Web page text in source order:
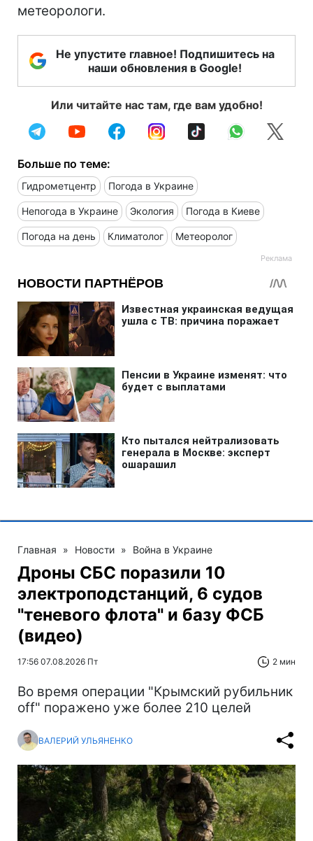
метеорологи.
Не упустите главное! Подпишитесь на
наши обновления в Google!
Или читайте нас там, где вам удобно!
Больше по теме:
Гидрометцентр Погода в Украине
Непогода в Украине Экология Погода в Киеве
Погода на день Климатолог Метеоролог
Главная » Новости » Война в Украине
Дроны СБС поразили 10
электроподстанций, 6 судов
"теневого флота" и базу ФСБ
(видео)
17:56 07.08.2026 Пт 2 мин
Во время операции "Крымский рубильник
off" поражено уже более 210 целей
ВАЛЕРИЙ УЛЬЯНЕНКО